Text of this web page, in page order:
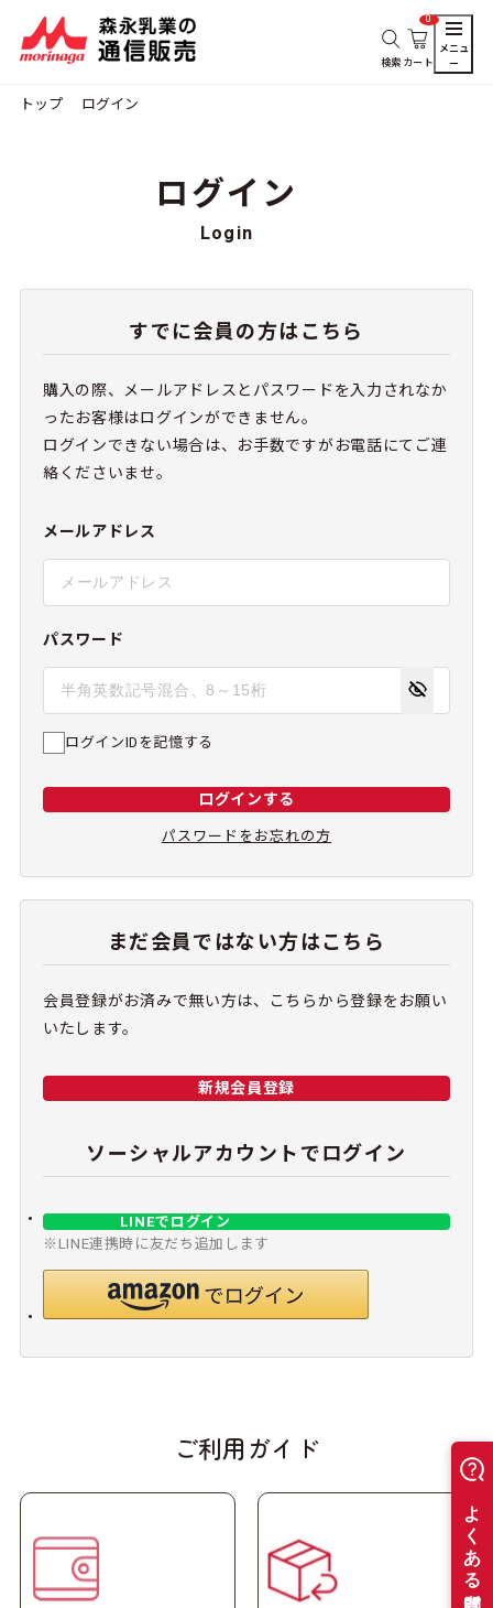
検索 カート
0
メニュ
ー
トップ ログイン
ログイン
Login
すでに会員の方はこちら
購入の際、メールアドレスとパスワードを入力されなか
ったお客様はログインができません。
ログインできない場合は、お手数ですがお電話にてご連
絡くださいませ。
メールアドレス
パスワード
ログインIDを記憶する
ログインする
パスワードをお忘れの方
まだ会員ではない方はこちら
会員登録がお済みで無い方は、こちらから登録をお願い
いたします。
新規会員登録
ソーシャルアカウントでログイン
LINEでログイン
※LINE連携時に友だち追加します
ご利用ガイド